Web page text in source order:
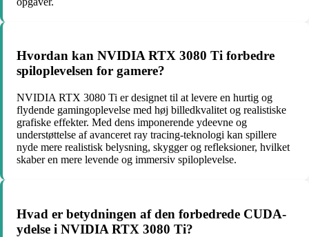
Hvordan kan NVIDIA RTX 3080 Ti forbedre
spiloplevelsen for gamere?
NVIDIA RTX 3080 Ti er designet til at levere en hurtig og
flydende gamingoplevelse med høj billedkvalitet og realistiske
grafiske effekter. Med dens imponerende ydeevne og
understøttelse af avanceret ray tracing-teknologi kan spillere
nyde mere realistisk belysning, skygger og refleksioner, hvilket
skaber en mere levende og immersiv spiloplevelse.
Hvad er betydningen af den forbedrede CUDA-
ydelse i NVIDIA RTX 3080 Ti?